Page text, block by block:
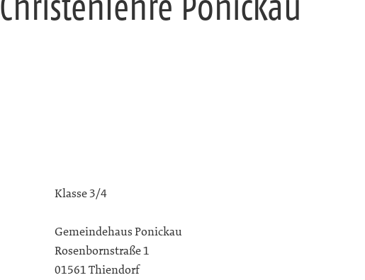
Klasse 3/4
Gemeindehaus Ponickau
Rosenbornstraße 1
01561 Thiendorf